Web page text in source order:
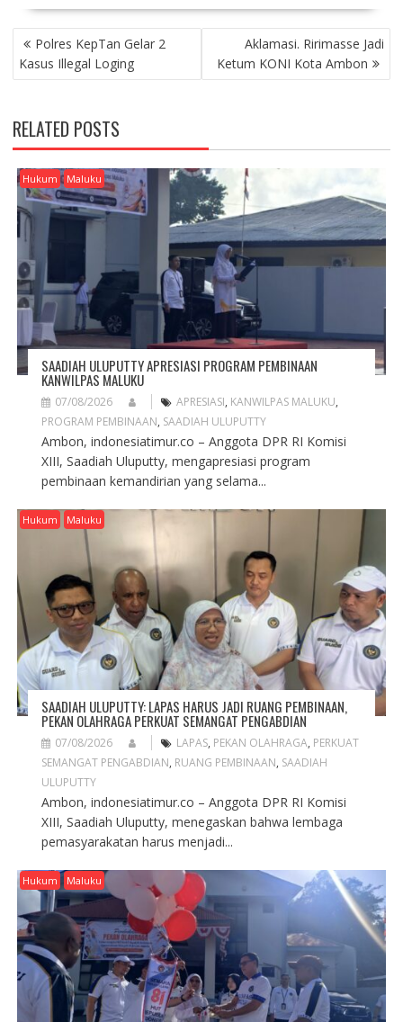
P
O
S
N
A
V
G
A
T
O
N
Polres KepTan Gelar 2
Kasus Illegal Loging
Aklamasi. Ririmasse Jadi
Ketum KONI Kota Ambon
RELATED POSTS
Hukum Maluku
SAADIAH ULUPUTTY APRESIASI PROGRAM PEMBINAAN
KANWILPAS MALUKU
07/08/2026 APRESIASI, KANWILPAS MALUKU,
PROGRAM PEMBINAAN, SAADIAH ULUPUTTY
Ambon, indonesiatimur.co – Anggota DPR RI Komisi
XIII, Saadiah Uluputty, mengapresiasi program
pembinaan kemandirian yang selama...
Hukum Maluku
SAADIAH ULUPUTTY: LAPAS HARUS JADI RUANG PEMBINAAN,
PEKAN OLAHRAGA PERKUAT SEMANGAT PENGABDIAN
07/08/2026 LAPAS, PEKAN OLAHRAGA, PERKUAT
SEMANGAT PENGABDIAN, RUANG PEMBINAAN, SAADIAH
ULUPUTTY
Ambon, indonesiatimur.co – Anggota DPR RI Komisi
XIII, Saadiah Uluputty, menegaskan bahwa lembaga
pemasyarakatan harus menjadi...
Hukum Maluku